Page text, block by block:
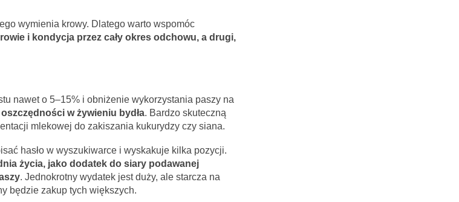
wymienia krowy. Dlatego warto wspomóc
i kondycja przez cały okres odchowu, a drugi,
nawet o 5–15% i obniżenie wykorzystania paszy na
w żywieniu bydła. Bardzo skuteczną
mlekowej do zakiszania kukurydzy czy siana.
hasło w wyszukiwarce i wyskakuje kilka pozycji.
życia, jako dodatek do siary podawanej
. Jednokrotny wydatek jest duży, ale starcza na
będzie zakup tych większych.